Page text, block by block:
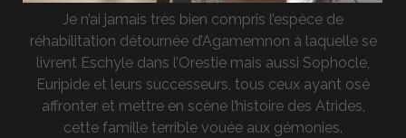
Je n’ai jamais très bien compris l’espèce de
réhabilitation détournée d’Agamemnon à laquelle se
livrent Eschyle dans l’Orestie mais aussi Sophocle,
Euripide et leurs successeurs, tous ceux ayant osé
affronter et mettre en scène l’histoire des Atrides,
cette famille terrible vouée aux gémonies.